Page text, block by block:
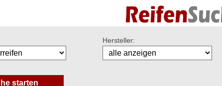
Hersteller: